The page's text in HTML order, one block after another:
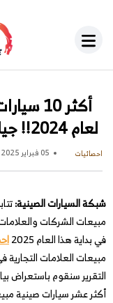
أكثر
لعام 2024!! جيلي امجراند تستمر في الصدارة
احصائيات 05 فبراير 2025 - 1 مساءً
شبكة السيارات الصينية:
مبيعات الشركات والعلامات
في بداية هذا العام 2025
مبيعات العلامات
التقرير سنقوم باستعراض
أكثر عشر سيارات صينية